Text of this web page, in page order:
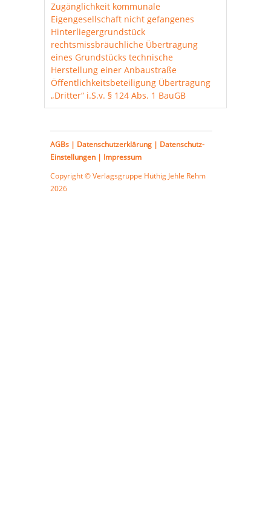
Zugänglichkeit kommunale
Eigengesellschaft nicht gefangenes
Hinterliegergrundstück
rechtsmissbräuchliche Übertragung
eines Grundstücks technische
Herstellung einer Anbaustraße
Öffentlichkeitsbeteiligung Übertragung
„Dritter“ i.S.v. § 124 Abs. 1 BauGB
AGBs | Datenschutzerklärung | Datenschutz-
Einstellungen | Impressum
Copyright © Verlagsgruppe Hüthig Jehle Rehm
2026